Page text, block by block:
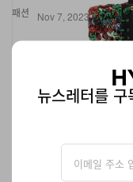
패션 Nov 7, 2023
뉴스레터를